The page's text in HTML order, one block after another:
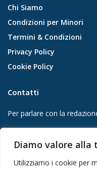
Diamo valore alla
Utilizziamo i cookie per
Chi Siamo
Condizioni per Minori
Termini & Condizioni
Privacy Policy
Cookie Policy
Contatti
Per parlare con la